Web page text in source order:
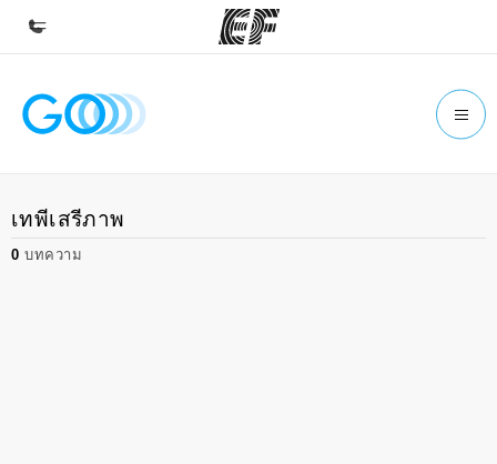
หน้าหลัก
ดูโปรแกรมทั้งหมด
สำนักงาน
เทพีเสรีภาพ
0 บทความ